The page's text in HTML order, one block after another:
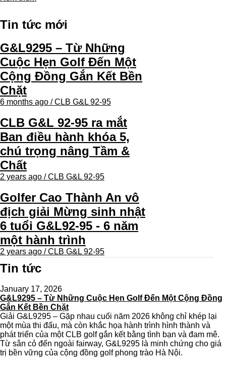
Tin tức mới
G&L9295 – Từ Những
Cuộc Hẹn Golf Đến Một
Cộng Đồng Gắn Kết Bền
Chặt
6 months ago / CLB G&L 92-95
CLB G&L 92-95 ra mắt
Ban điều hành khóa 5,
chú trọng nâng Tầm &
Chất
2 years ago / CLB G&L 92-95
Golfer Cao Thành An vô
địch giải Mừng sinh nhật
6 tuổi G&L92-95 - 6 năm
một hành trình
2 years ago / CLB G&L 92-95
Tin tức
January 17, 2026
G&L9295 – Từ Những Cuộc Hẹn Golf Đến Một Cộng Đồng
Gắn Kết Bền Chặt
Giải G&L9295 – Gặp nhau cuối năm 2026 không chỉ khép lại
một mùa thi đấu, mà còn khắc họa hành trình hình thành và
phát triển của một CLB golf gắn kết bằng tình bạn và đam mê.
Từ sân cỏ đến ngoài fairway, G&L9295 là minh chứng cho giá
trị bền vững của cộng đồng golf phong trào Hà Nội.